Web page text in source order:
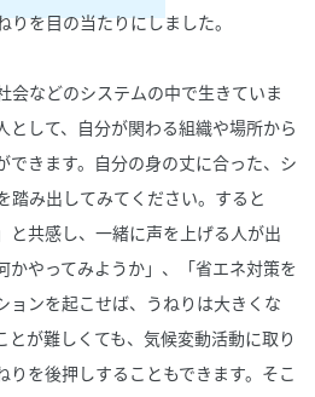
を目の当たりにしました。
会などのシステムの中で生きていま
として、自分が関わる組織や場所から
できます。自分の身の丈に合った、シ
踏み出してみてください。すると
と共感し、一緒に声を上げる人が出
かやってみようか」、「省エネ対策を
ョンを起こせば、うねりは大きくな
とが難しくても、気候変動活動に取り
を後押しすることもできます。そこ